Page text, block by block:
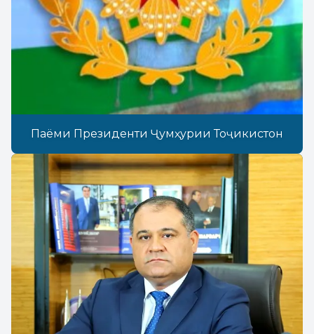
Паёми Президенти Ҷумҳурии Тоҷикистон